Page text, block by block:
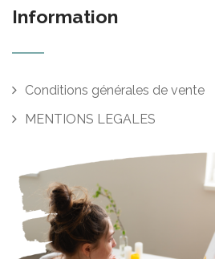
Information
Conditions générales de vente
MENTIONS LEGALES